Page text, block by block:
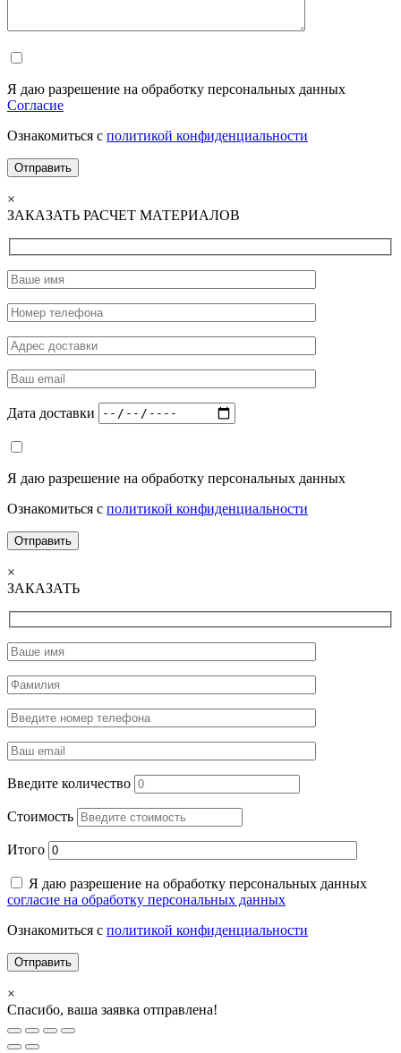
Я даю разрешение на обработку персональных данных
Согласие
Ознакомиться с политикой конфиденциальности
×
ЗАКАЗАТЬ РАСЧЕТ МАТЕРИАЛОВ
Дата доставки
Я даю разрешение на обработку персональных данных
Ознакомиться с политикой конфиденциальности
×
ЗАКАЗАТЬ
Введите количество
Стоимость
Итого
Я даю разрешение на обработку персональных данных
согласие на обработку персональных данных
Ознакомиться с политикой конфиденциальности
×
Спасибо, ваша заявка отправлена!